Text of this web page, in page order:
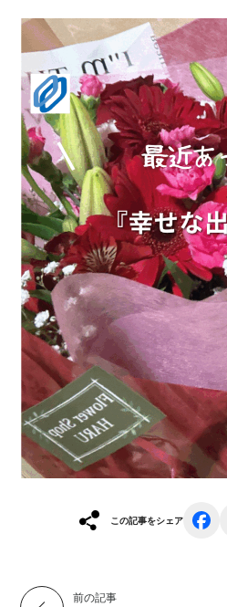
この記事をシェア
前の記事